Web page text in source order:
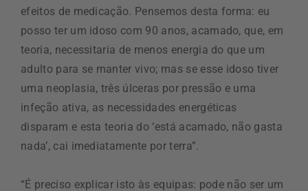
efeitos de medicação. Pensemos desta forma: eu
posso ter um idoso com 90 anos, acamado, que, em
teoria, necessitaria de menos energia do que um
adulto para se manter vivo; mas se esse idoso tiver
uma neoplasia, três úlceras por pressão e uma
infeção ativa, as necessidades energéticas
disparam e esta teoria do ‘está acamado, não gasta
nada’, cai imediatamente por terra”.
“É preciso explicar isto às equipas: pode não ser um